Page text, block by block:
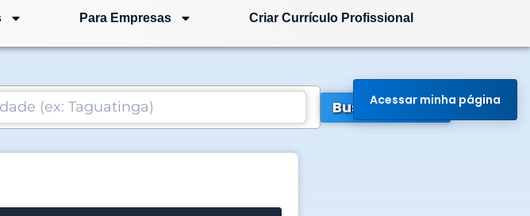
Para Empresas Criar Currículo Profissional
Buscar Vagas
Acessar minha página